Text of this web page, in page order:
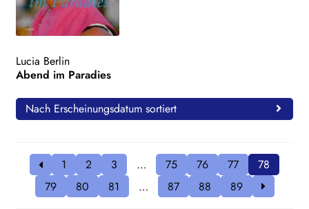
Lucia Berlin
Abend im Paradies
Nach Erscheinungsdatum sortiert
1 2 3 … 75 76 77
78
79
80 81 … 87 88 89